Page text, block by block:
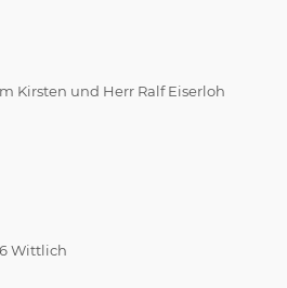
Kirsten und Herr Ralf Eiserloh
Wittlich